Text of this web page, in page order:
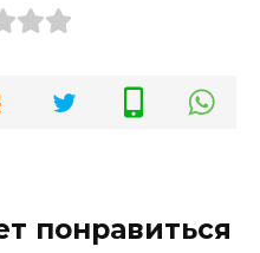
понравиться